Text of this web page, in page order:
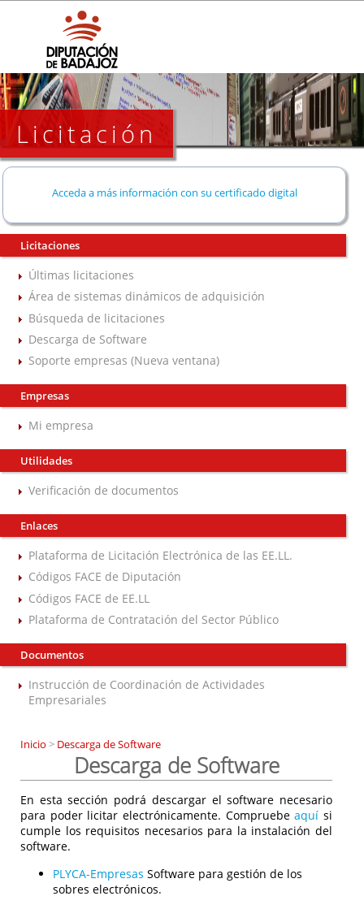
Licitación
Acceda a más información con su certificado digital
Licitaciones
Últimas licitaciones
Área de sistemas dinámicos de adquisición
Búsqueda de licitaciones
Descarga de Software
Soporte empresas (Nueva ventana)
Empresas
Mi empresa
Utilidades
Verificación de documentos
Enlaces
Plataforma de Licitación Electrónica de las EE.LL.
Códigos FACE de Diputación
Códigos FACE de EE.LL
Plataforma de Contratación del Sector Público
Documentos
Instrucción de Coordinación de Actividades
Empresariales
Inicio > Descarga de Software
Descarga de Software
En esta sección podrá descargar el software necesario
para poder licitar electrónicamente. Compruebeaquí si
cumple los requisitos necesarios para la instalación del
software.
PLYCA-Empresas Software para gestión de los
sobres electrónicos.